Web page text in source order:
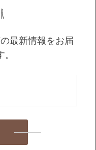
最新情報をお届